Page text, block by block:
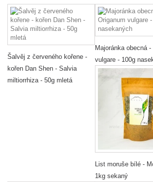
Šalvěj z červeného kořene -
kořen Dan Shen - Salvia
miltiorrhiza - 50g mletá
Majoránka obecná -
vulgare - 100g
List moruše bílé -
1kg sekaný